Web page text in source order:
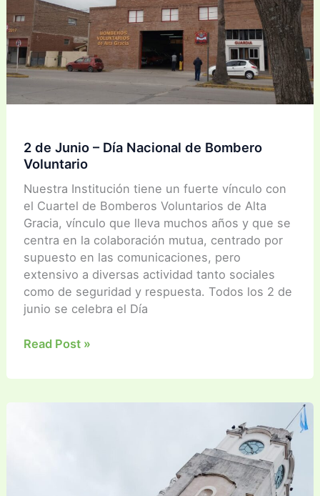
438°
Aniversario
de
Alta
Gracia
2 de Junio – Día Nacional de Bombero
Voluntario
Nuestra Institución tiene un fuerte vínculo con
el Cuartel de Bomberos Voluntarios de Alta
Gracia, vínculo que lleva muchos años y que se
centra en la colaboración mutua, centrado por
supuesto en las comunicaciones, pero
extensivo a diversas actividad tanto sociales
como de seguridad y respuesta. Todos los 2 de
junio se celebra el Día
2
Junio
Read Post »